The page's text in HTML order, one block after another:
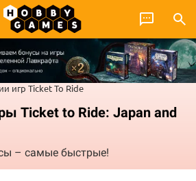
игр Ticket To Ride
Ticket to Ride: Japan and
– самые быстрые!